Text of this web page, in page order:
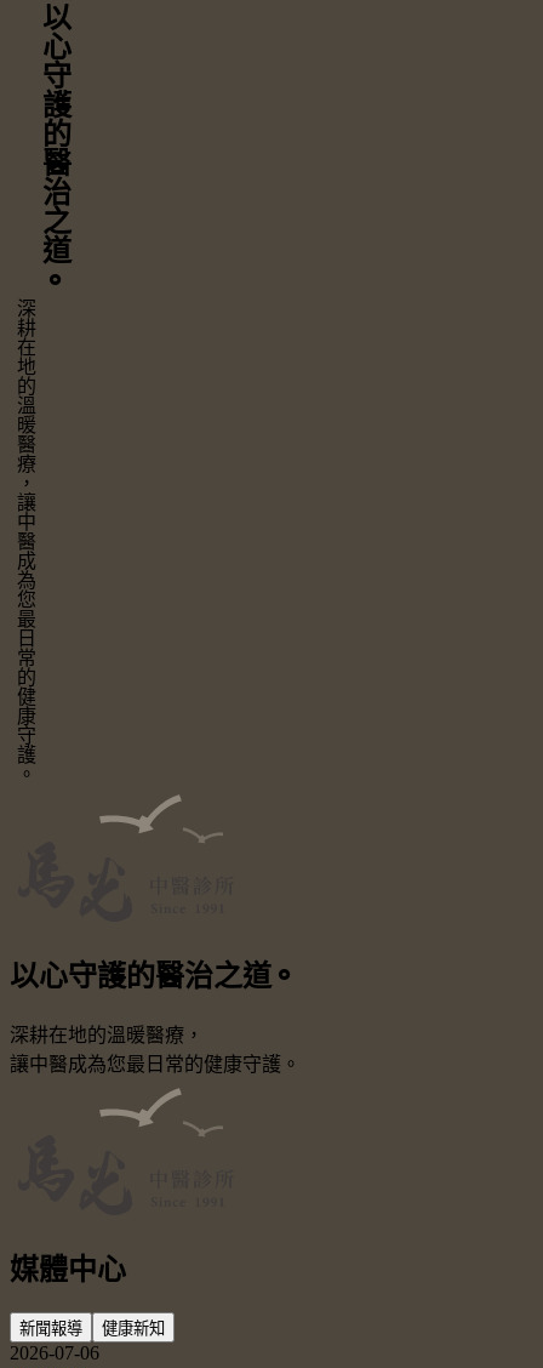
以心守護
的醫治之道
⚬
深耕在地的溫暖醫療，
讓中醫成為您最日常的健康守護。
以心守護的醫治之道 ⚬
深耕在地的溫暖醫療，
讓中醫成為您最日常的健康守護。
媒體中心
新聞報導 健康新知
2026-07-06